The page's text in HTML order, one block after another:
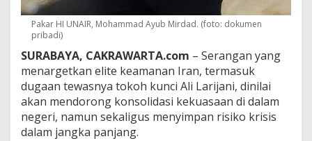
K
o
s
o
l
i
d
a
s
Pakar HI UNAIR, Mohammad Ayub Mirdad. (foto: dokumen
pribadi)
SURABAYA, CAKRAWARTA.com – Serangan yang
menargetkan elite keamanan Iran, termasuk
dugaan tewasnya tokoh kunci Ali Larijani, dinilai
akan mendorong konsolidasi kekuasaan di dalam
negeri, namun sekaligus menyimpan risiko krisis
dalam jangka panjang.